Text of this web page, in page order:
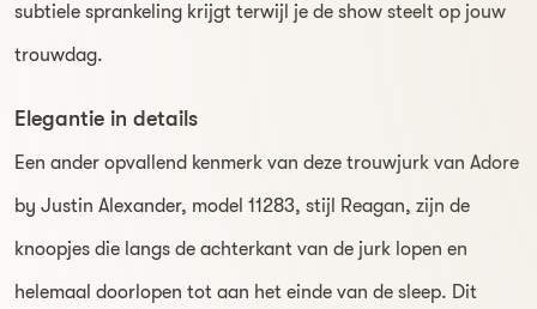
subtiele sprankeling krijgt terwijl je de show steelt op jouw
trouwdag.
Elegantie in details
Een ander opvallend kenmerk van deze trouwjurk van Adore
by Justin Alexander, model 11283, stijl Reagan, zijn de
knoopjes die langs de achterkant van de jurk lopen en
helemaal doorlopen tot aan het einde van de sleep. Dit